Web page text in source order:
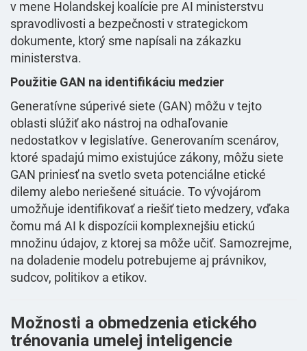
v mene Holandskej koalície pre AI ministerstvu
spravodlivosti a bezpečnosti v strategickom
dokumente, ktorý sme napísali na zákazku
ministerstva.
Použitie GAN na identifikáciu medzier
Generatívne súperivé siete (GAN) môžu v tejto
oblasti slúžiť ako nástroj na odhaľovanie
nedostatkov v legislatíve. Generovaním scenárov,
ktoré spadajú mimo existujúce zákony, môžu siete
GAN priniesť na svetlo sveta potenciálne etické
dilemy alebo neriešené situácie. To vývojárom
umožňuje identifikovať a riešiť tieto medzery, vďaka
čomu má AI k dispozícii komplexnejšiu etickú
množinu údajov, z ktorej sa môže učiť. Samozrejme,
na doladenie modelu potrebujeme aj právnikov,
sudcov, politikov a etikov.
Možnosti a obmedzenia etického
trénovania umelej inteligencie